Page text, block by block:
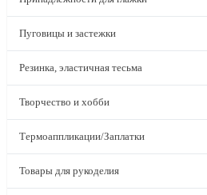
Пуговицы и застежки
Резинка, эластичная тесьма
Творчество и хобби
Термоаппликации/Заплатки
Товары для рукоделия